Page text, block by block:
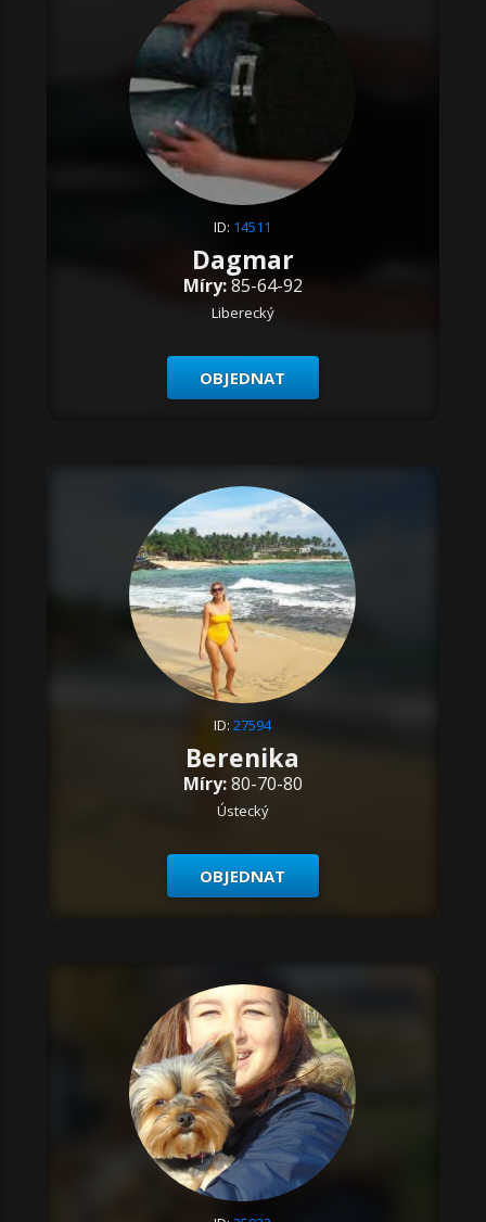
ID: 14511
Dagmar
Míry:85-64-92
Liberecký
OBJEDNAT
ID:27594
Berenika
Míry:80-70-80
Ústecký
OBJEDNAT